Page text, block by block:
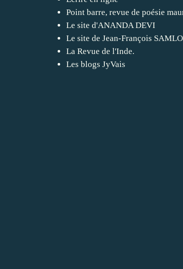
Point barre, revue de poésie
Le site d'ANANDA DEVI
Le site de Jean-François
La Revue de l'Inde.
Les blogs JyVais